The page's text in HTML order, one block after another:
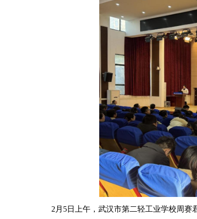
2月5日上午，武汉市第二轻工业学校周赛